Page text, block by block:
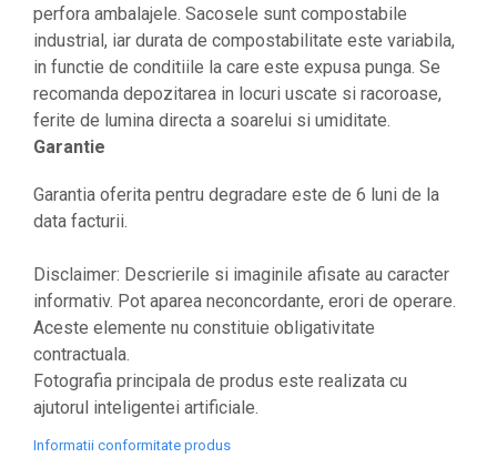
perfora ambalajele. Sacosele sunt compostabile
industrial, iar durata de compostabilitate este variabila,
in functie de conditiile la care este expusa punga. Se
recomanda depozitarea in locuri uscate si racoroase,
ferite de lumina directa a soarelui si umiditate.
Garantie
Garantia oferita pentru degradare este de 6 luni de la
data facturii.
Disclaimer: Descrierile si imaginile afisate au caracter
informativ. Pot aparea neconcordante, erori de operare.
Aceste elemente nu constituie obligativitate
contractuala.
Fotografia principala de produs este realizata cu
ajutorul inteligentei artificiale.
Informatii conformitate produs